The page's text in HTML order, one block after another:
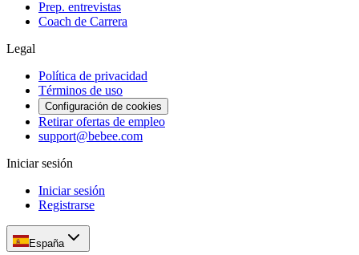
Prep. entrevistas
Coach de Carrera
Legal
Política de privacidad
Términos de uso
Configuración de cookies
Retirar ofertas de empleo
support@bebee.com
Iniciar sesión
Iniciar sesión
Registrarse
España